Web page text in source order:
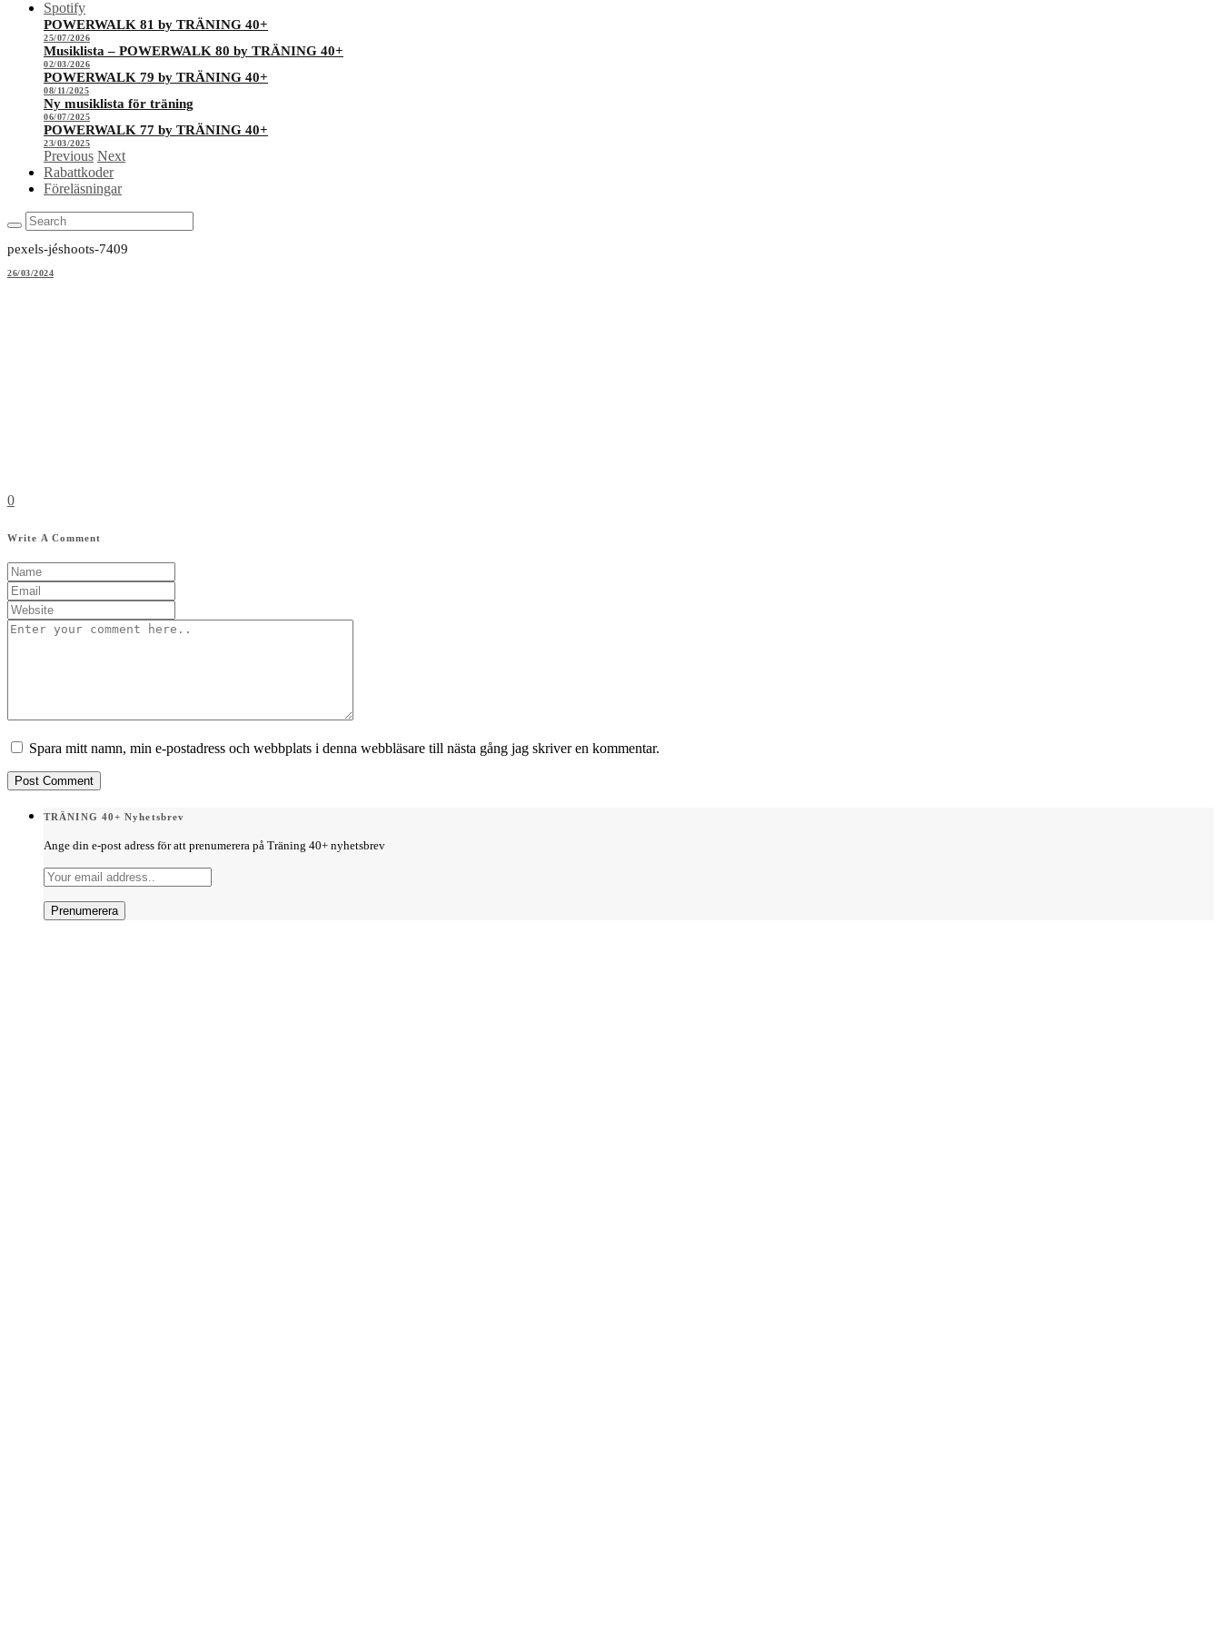
Spotify
POWERWALK 81 by TRÄNING 40+
25/07/2026
Musiklista – POWERWALK 80 by TRÄNING 40+
02/03/2026
POWERWALK 79 by TRÄNING 40+
08/11/2025
Ny musiklista för träning
06/07/2025
POWERWALK 77 by TRÄNING 40+
23/03/2025
Previous Next
Rabattkoder
Föreläsningar
pexels-jéshoots-7409
26/03/2024
0
Write A Comment
Spara mitt namn, min e-postadress och webbplats i denna webbläsare till nästa gång jag skriver en kommentar.
TRÄNING 40+ Nyhetsbrev
Ange din e-post adress för att prenumerera på Träning 40+ nyhetsbrev